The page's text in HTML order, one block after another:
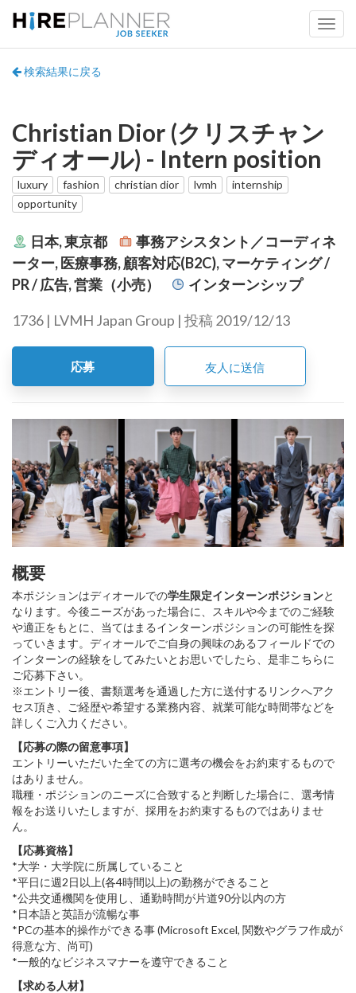
検索結果に戻る
Christian Dior (クリスチャン
ディオール) - Intern position
luxury fashion christian dior lvmh
internship
opportunity
日本, 東京都
事務アシスタント／コーディネ
ーター, 医療事務, 顧客対応(B2C), マーケティング /
PR / 広告, 営業（小売）
インターンシップ
1736 | LVMH Japan Group | 投稿 2019/12/13
応募 友人に送信
概要
本ポジションはディオールでの学生限定インターンポジションと
なります。今後ニーズがあった場合に、スキルや今までのご経験
や適正をもとに、当てはまるインターンポジションの可能性を探
っていきます。ディオールでご自身の興味のあるフィールドでの
インターンの経験をしてみたいとお思いでしたら、是非こちらに
ご応募下さい。
※エントリー後、書類選考を通過した方に送付するリンクへアク
セス頂き、ご経歴や希望する業務内容、就業可能な時間帯などを
詳しくご入力ください。
【応募の際の留意事項】
エントリーいただいた全ての方に選考の機会をお約束するもので
はありません。
職種・ポジションのニーズに合致すると判断した場合に、選考情
報をお送りいたしますが、採用をお約束するものではありませ
ん。
【応募資格】
*大学・大学院に所属していること
*平日に週2日以上(各4時間以上)の勤務ができること
*公共交通機関を使用し、通勤時間が片道90分以内の方
*日本語と英語が流暢な事
*PCの基本的操作ができる事 (Microsoft Excel, 関数やグラフ作成が
得意な方、尚可)
*一般的なビジネスマナーを遵守できること
【求める人材】